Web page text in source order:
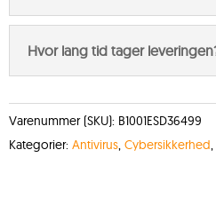
Hvor lang tid tager
Varenummer (SKU): B1001ESD36499
Kategorier: Antivirus, Cybersikkerhed,